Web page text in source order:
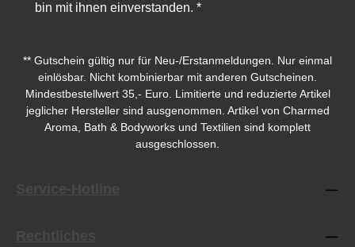
bin mit ihnen einverstanden. *
** Gutschein gültig nur für Neu-/Erstanmeldungen. Nur einmal
einlösbar. Nicht kombinierbar mit anderen Gutscheinen.
Mindestbestellwert 35,- Euro. Limitierte und reduzierte Artikel
jeglicher Hersteller sind ausgenommen. Artikel von Charmed
Aroma, Bath & Bodyworks und Textilien sind komplett
ausgeschlossen.